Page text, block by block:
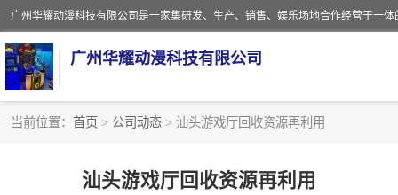
广州华耀动漫科技有限公司
当前位置： 首页 > 公司动态 > 汕头游戏厅回收资源再利用
汕头游戏厅回收资源再利用